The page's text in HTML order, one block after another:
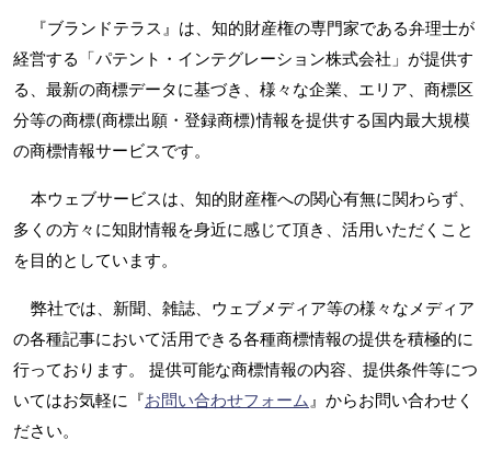
『ブランドテラス』は、知的財産権の専門家である弁理士が
経営する「パテント・インテグレーション株式会社」が提供す
る、最新の商標データに基づき、様々な企業、エリア、商標区
分等の商標(商標出願・登録商標)情報を提供する国内最大規模
の商標情報サービスです。
本ウェブサービスは、知的財産権への関心有無に関わらず、
多くの方々に知財情報を身近に感じて頂き、活用いただくこと
を目的としています。
弊社では、新聞、雑誌、ウェブメディア等の様々なメディア
の各種記事において活用できる各種商標情報の提供を積極的に
行っております。 提供可能な商標情報の内容、提供条件等につ
いてはお気軽に『お問い合わせフォーム 』からお問い合わせく
ださい。